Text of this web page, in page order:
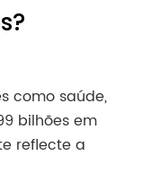
como saúde,
bilhões em
reflecte a